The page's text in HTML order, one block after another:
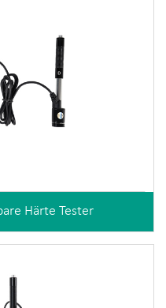
Härte Tester